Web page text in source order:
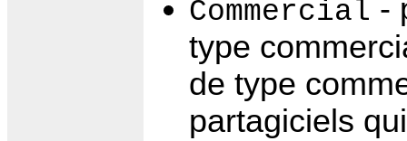
Commercial -
type
de type
partagiciels